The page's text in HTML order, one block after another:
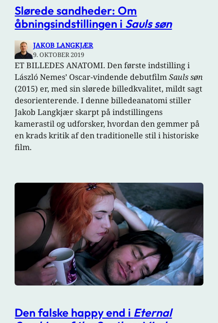
Slørede sandheder: Om
åbningsindstillingen i Sauls søn
JAKOB LANGKJÆR
9. OKTOBER 2019
ET BILLEDES ANATOMI. Den første indstilling i
László Nemes’ Oscar-vindende debutfilmSauls søn
(2015) er, med sin slørede billedkvalitet, mildt sagt
desorienterende. I denne billedeanatomi stiller
Jakob Langkjær skarpt på indstillingens
kamerastil og udforsker, hvordan den gemmer på
en krads kritik af den traditionelle stil i historiske
film.
Den falske happy end i Eternal